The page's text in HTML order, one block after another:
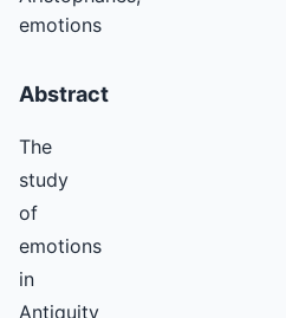
emotions
Abstract
The
study
of
emotions
in
Antiquity